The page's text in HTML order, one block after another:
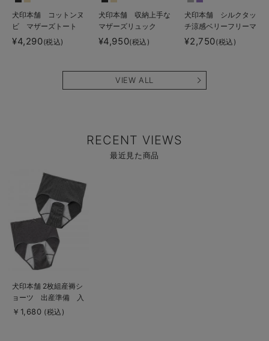
犬印本舗 コットンヌ
ビ マザーズトート
ポーチ付
¥4,290(税込)
犬印本舗 収納上手な
マザーズリュック
¥4,950(税込)
犬印本舗 シルクタッ
チ涼感ベリーフリーマ
キシスカート マタニ
ティ・産後【出産後も
¥2,750(税込)
VIEW ALL
RECENT VIEWS
最近見た商品
商
品
詳
細
を
犬印本舗 2枚組産褥シ
ョーツ 出産準備 入
院準備
￥1,680 (税込)